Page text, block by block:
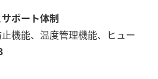
ポート体制
止機能、温度管理機能、ヒュー